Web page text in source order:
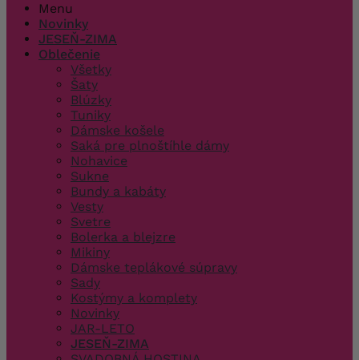
Menu
Novinky
JESEŇ-ZIMA
Oblečenie
Všetky
Šaty
Blúzky
Tuniky
Dámske košele
Saká pre plnoštíhle dámy
Nohavice
Sukne
Bundy a kabáty
Vesty
Svetre
Bolerka a blejzre
Mikiny
Dámske teplákové súpravy
Sady
Kostýmy a komplety
Novinky
JAR-LETO
JESEŇ-ZIMA